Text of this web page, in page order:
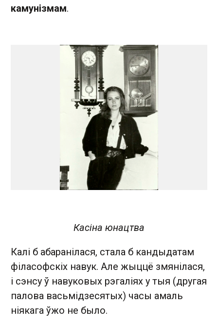
камунізмам.
Касіна юнацтва
Калі б абаранілася, стала б кандыдатам
філасофскіх навук. Але жыццё змянілася,
і сэнсу ў навуковых рэгаліях у тыя (другая
палова васьмідзесятых) часы амаль
ніякага ўжо не было.